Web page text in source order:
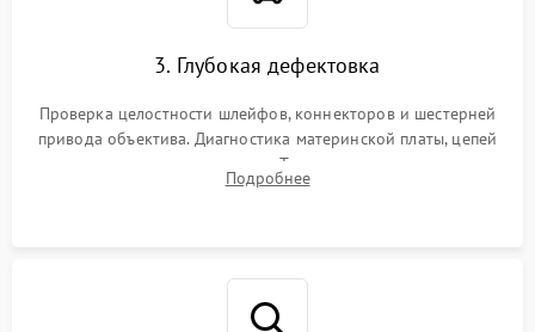
3. Глубокая дефектовка
Проверка целостности шлейфов, коннекторов и шестерней
привода объектива. Диагностика материнской платы, цепей
питания и картоприемника. Тестирование механизма
затвора и блока внутрикамерной стабилизации.
Подробнее